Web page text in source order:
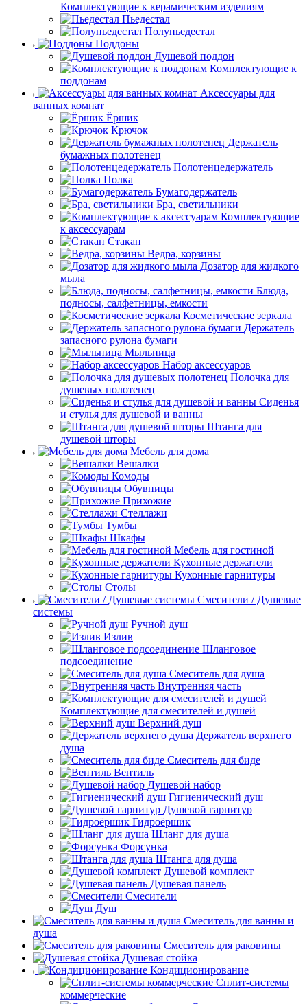
Комплектующие к керамическим изделиям
Пьедестал
Полупьедестал
Поддоны
Душевой поддон
Комплектующие к
поддонам
Аксессуары для
ванных комнат
Ёршик
Крючок
Держатель
бумажных полотенец
Полотенцедержатель
Полка
Бумагодержатель
Бра, светильники
Комплектующие
к аксессуарам
Стакан
Ведра, корзины
Дозатор для жидкого
мыла
Блюда,
подносы, салфетницы, емкости
Косметические зеркала
Держатель
запасного рулона бумаги
Мыльница
Набор аксессуаров
Полочка для
душевых полотенец
Сиденья
и стулья для душевой и ванны
Штанга для
душевой шторы
Мебель для дома
Вешалки
Комоды
Обувницы
Прихожие
Стеллажи
Тумбы
Шкафы
Мебель для гостиной
Кухонные держатели
Кухонные гарнитуры
Столы
Смесители / Душевые
системы
Ручной душ
Излив
Шланговое
подсоединение
Смеситель для душа
Внутренняя часть
Комплектующие для смесителей и душей
Верхний душ
Держатель верхнего
душа
Смеситель для биде
Вентиль
Душевой набор
Гигиенический душ
Душевой гарнитур
Гидроёршик
Шланг для душа
Форсунка
Штанга для душа
Душевой комплект
Душевая панель
Смесители
Душ
Смеситель для ванны и
душа
Смеситель для раковины
Душевая стойка
Кондиционирование
Сплит-системы
коммерческие